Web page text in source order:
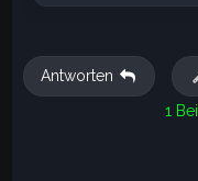
Antworten
1